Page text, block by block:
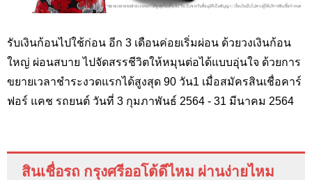
รับเงินก้อนไปใช้ก่อน อีก 3 เดือนค่อยเริ่มผ่อน ด้วยวงเงินก้อน
ใหญ่ ผ่อนสบาย ไปจัดสรรชีวิตให้หมุนต่อได้แบบอุ่นใจ ด้วยการ
ขยายเวลาชำระงวดแรกได้สูงสุด 90 วัน1 เมื่อสมัครสินเชื่อคาร์
ฟอร์ แคช รถยนต์ วันที่ 3 กุมภาพันธ์ 2564 - 31 มีนาคม 2564
สินเชื่อรถ กรุงศรีออโต้ดีไหม ผ่านง่ายไหม